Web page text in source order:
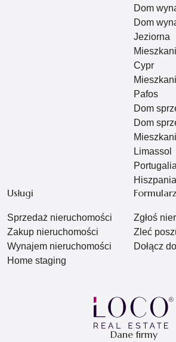
Dom
Dom
Jeziorna
Cypr
Pafos
Dom
Dom
Limassol
Portugalia
Hiszpania
Usługi
Sprzedaż nieruchomości
Zakup nieruchomości
Wynajem nieruchomości
Home staging
Zgłoś
Zleć
Dołącz
Dane firmy